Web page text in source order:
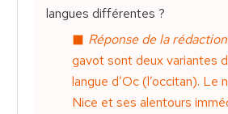
langues différentes ?
Réponse de la
gavot sont deux variantes
langue d’Oc (l’occitan). Le
Nice et ses alentours